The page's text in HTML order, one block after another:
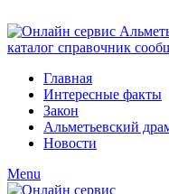
Главная
Интересные факты
Закон
Альметьевский
Новости
Menu